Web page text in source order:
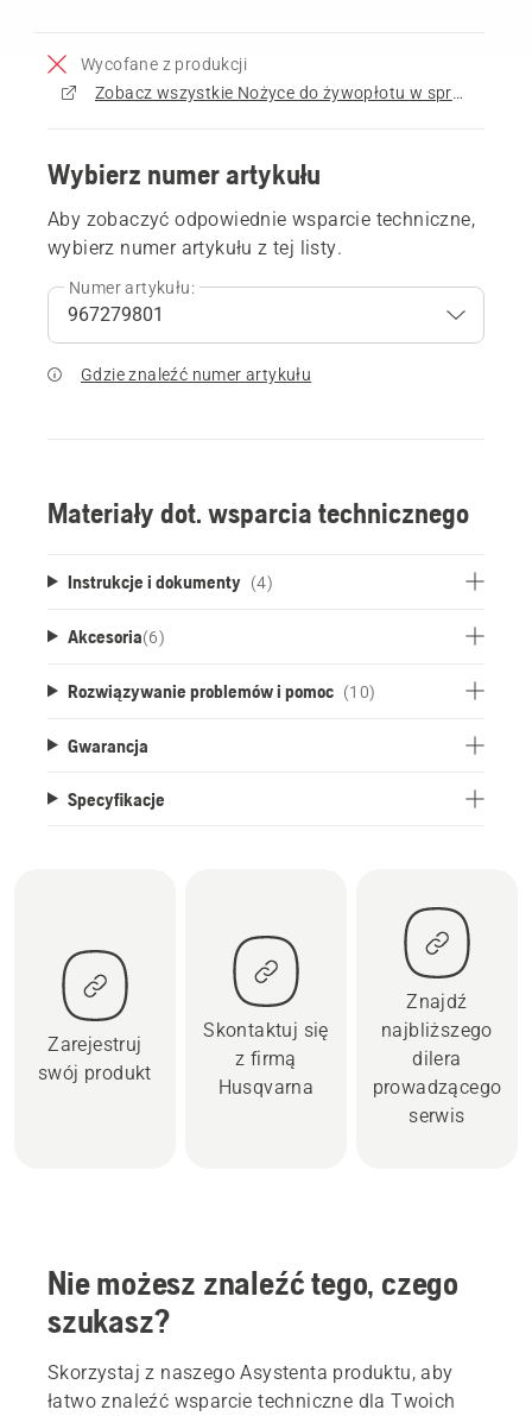
Wycofane z produkcji
Zobacz wszystkie Nożyce do żywopłotu w sprzedaży
Wybierz numer artykułu
Aby zobaczyć odpowiednie wsparcie techniczne,
wybierz numer artykułu z tej listy.
Numer artykułu:
Gdzie znaleźć numer artykułu
Materiały dot. wsparcia technicznego
Instrukcje i dokumenty (4)
Akcesoria(6)
Rozwiązywanie problemów i pomoc (10)
Gwarancja
Specyfikacje
Zarejestruj
swój produkt
Skontaktuj się
z firmą
Husqvarna
Znajdź
najbliższego
dilera
prowadzącego
serwis
Nie możesz znaleźć tego, czego
szukasz?
Skorzystaj z naszego Asystenta produktu, aby
łatwo znaleźć wsparcie techniczne dla Twoich